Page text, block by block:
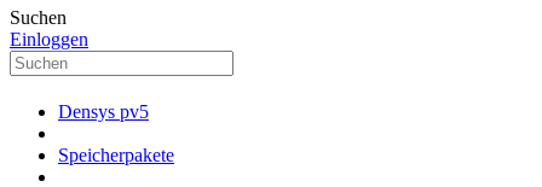
Suchen
Einloggen
Densys pv5
Speicherpakete